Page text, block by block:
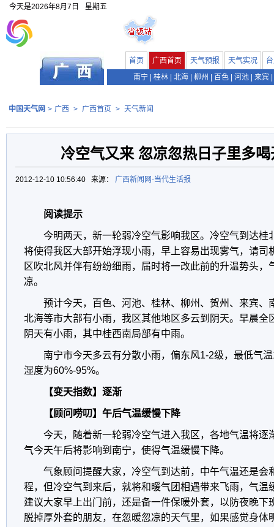
今天是2026年8月7日 星期五
首页 广西首页 天气预报 天气实况
南宁
桂林 北海 柳州 百色 河池 来宾
中国天气网 > 广西 > 广西首页 > 天气新闻
冷空气又来 忽凉忽热日子里多
2012-12-10 10:56:40 来源： 广西新闻网-当代生活报
阅读提示
今明两天，新一轮弱冷空气影响我区。冷空气到达桂
将使得我区大部开始浮现小雨，早上容易出现雾气，请司
区吹北风并伴有纷纷细雨，届时将一改此前的升温势头，
凉。
预计今天，百色、河池、桂林、柳州、贺州、来宾、
北海等市大部有小雨，我区其他地区多云到阴天。早晨全
阴天有小雨，其中桂西南局部有中雨。
南宁市今天多云有分散小雨，偏东风1-2级，最低气
湿度为60%-95%。
【变天指数】逐渐
【顾问唠叨】午后气温缓慢下降
今天，随着新一轮弱冷空气进入我区，各地气温将逐
气今天午后将影响到南宁，使得气温缓慢下降。
气象顾问提醒大家，冷空气到达前，中午气温还是会
程，但冷空气到来后，就将和暖气团相遇带来飞雨，气温
建议大家早上出门前，还是备一件保暖外套，以防夜晚下
脱掉厚外套的朋友，在忽暖忽凉的天气里，如果感觉身体